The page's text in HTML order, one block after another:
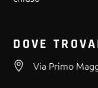
DOVE
Via Primo